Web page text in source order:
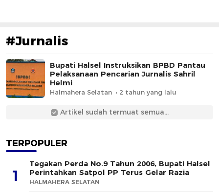
#Jurnalis
Bupati Halsel Instruksikan BPBD Pantau
Pelaksanaan Pencarian Jurnalis Sahril
Helmi
Halmahera Selatan 2 tahun yang lalu
Artikel sudah termuat semua...
TERPOPULER
1
Tegakan Perda No.9 Tahun 2006, Bupati Halsel
Perintahkan Satpol PP Terus Gelar Razia
HALMAHERA SELATAN